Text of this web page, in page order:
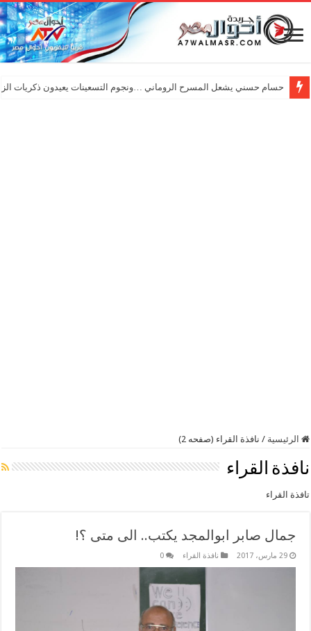
حسام حسني يشعل المسرح الروماني …ونجوم التسعينات يعيدون ذكريات
بالصور| تحت شعار 92عامًا من العطاء… “خريجي الإعلام” و “إعلام القاهرة” يحتفلان بـ”عيد الإعلاميين”
الرئيسية / نافذة القراء (صفحه 2)
نافذة القراء
تافذة القراء
جمال صابر ابوالمجد يكتب.. الى متى ؟!
29 مارس، 2017 نافذة القراء 0